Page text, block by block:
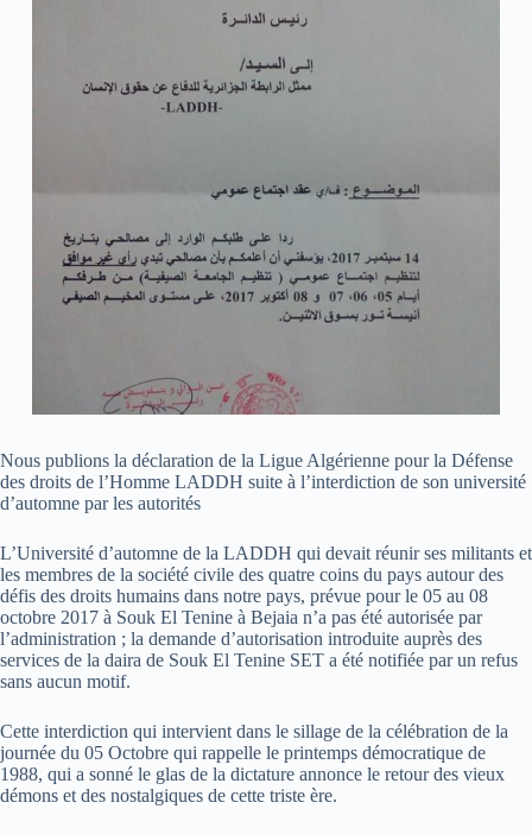
Nous publions la déclaration de la Ligue Algérienne pour la Défense
des droits de l’Homme LADDH suite à l’interdiction de son université
d’automne par les autorités
L’Université d’automne de la LADDH qui devait réunir ses militants et
les membres de la société civile des quatre coins du pays autour des
défis des droits humains dans notre pays, prévue pour le 05 au 08
octobre 2017 à Souk El Tenine à Bejaia n’a pas été autorisée par
l’administration ; la demande d’autorisation introduite auprès des
services de la daira de Souk El Tenine SET a été notifiée par un refus
sans aucun motif.
Cette interdiction qui intervient dans le sillage de la célébration de la
journée du 05 Octobre qui rappelle le printemps démocratique de
1988, qui a sonné le glas de la dictature annonce le retour des vieux
démons et des nostalgiques de cette triste ère.